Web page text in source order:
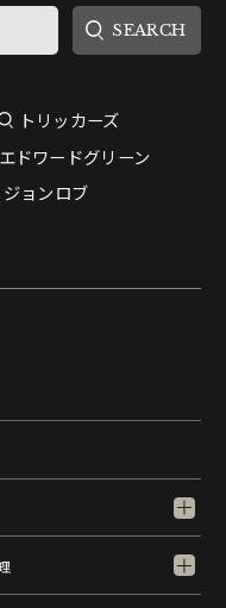
トリッカーズ
エドワードグリーン
ジョンロブ